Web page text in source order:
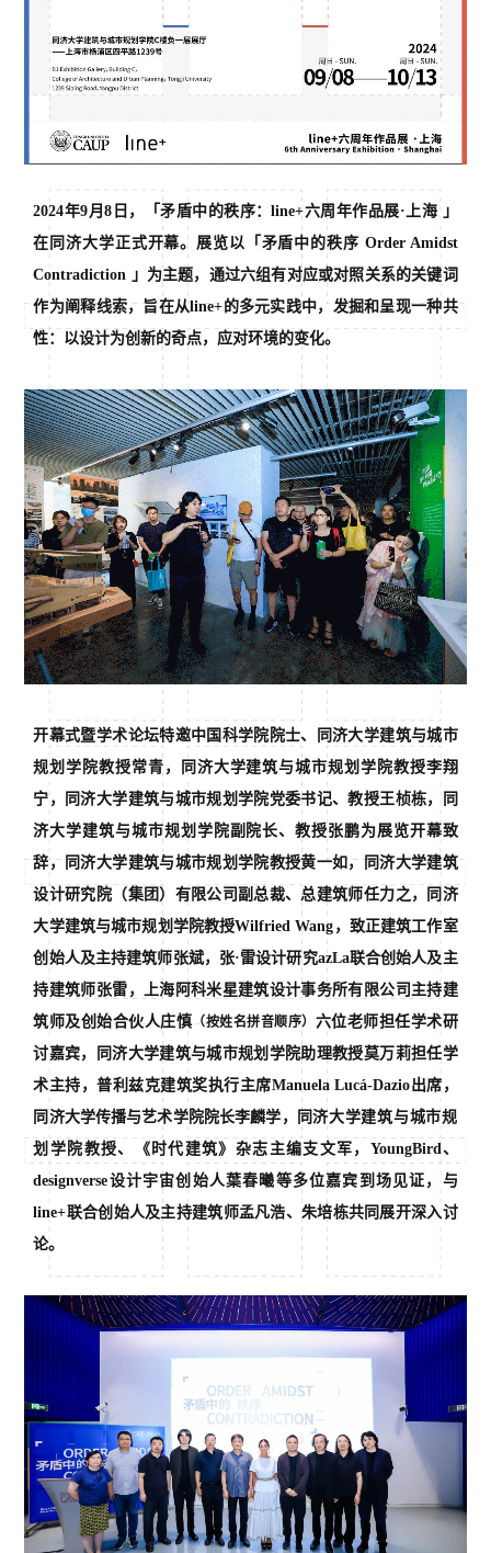
2024年9月8日，「矛盾中的秩序：line+六周年作品展·上海 」
在同济大学正式开幕。展览以「矛盾中的秩序 Order Amidst
Contradiction 」为主题，通过六组有对应或对照关系的关键词
作为阐释线索，旨在从line+的多元实践中，发掘和呈现一种共
性：以设计为创新的奇点，应对环境的变化。
开幕式暨学术论坛特邀中国科学院院士、同济大学建筑与城市
规划学院教授常青，同济大学建筑与城市规划学院教授李翔
宁，同济大学建筑与城市规划学院党委书记、教授王桢栋，同
济大学建筑与城市规划学院副院长、教授张鹏为展览开幕致
辞，同济大学建筑与城市规划学院教授黄一如，同济大学建筑
设计研究院（集团）有限公司副总裁、总建筑师任力之，同济
大学建筑与城市规划学院教授Wilfried Wang，致正建筑工作室
创始人及主持建筑师张斌，张·雷设计研究azLa联合创始人及主
持建筑师张雷，上海阿科米星建筑设计事务所有限公司主持建
筑师及创始合伙人庄慎（按姓名拼音顺序） 六位老师担任学术研
讨嘉宾，同济大学建筑与城市规划学院助理教授莫万莉担任学
术主持，普利兹克建筑奖执行主席Manuela Lucá-Dazio出席，
同济大学传播与艺术学院院长李麟学，
同济大学建筑与城市规
划学院教授、《时代建筑》杂志主编支文军， YoungBird、
designverse设计宇宙创始人葉春曦等多位嘉宾到场见证，与
line+联合创始人及主持建筑师孟凡浩、朱培栋共同展开深入讨
论。